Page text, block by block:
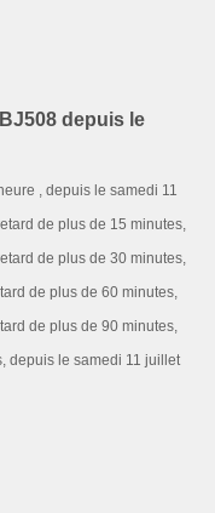
depuis le
, depuis le samedi 11
de plus de 15 minutes,
de plus de 30 minutes,
de plus de 60 minutes,
de plus de 90 minutes,
depuis le samedi 11 juillet